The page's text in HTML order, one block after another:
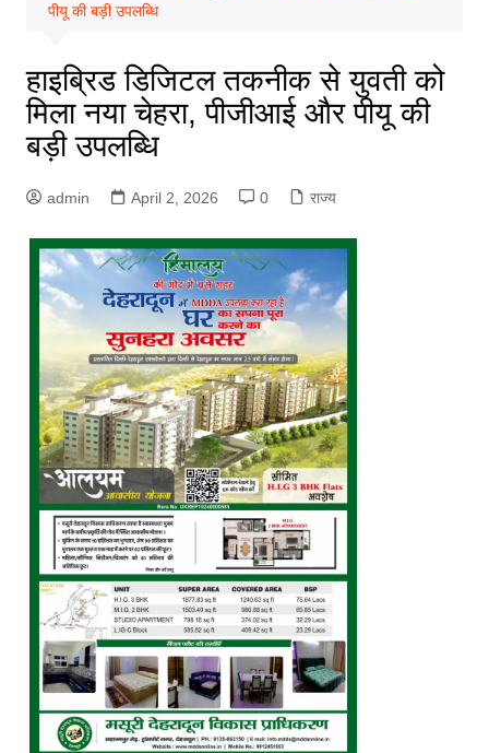
पीयू की बड़ी उपलब्धि
हाइब्रिड डिजिटल तकनीक से युवती को
मिला नया चेहरा, पीजीआई और पीयू की
बड़ी उपलब्धि
admin April 2, 2026 0 राज्य